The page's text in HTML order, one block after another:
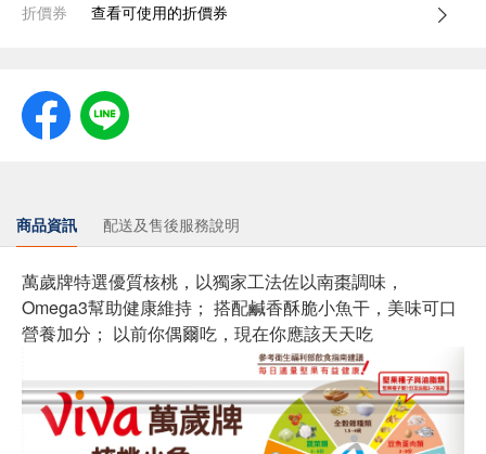
折價券 查看可使用的折價券
商品資訊 配送及售後服務說明
萬歲牌特選優質核桃，以獨家工法佐以南棗調味，
Omega3幫助健康維持； 搭配鹹香酥脆小魚干，美味可口
營養加分； 以前你偶爾吃，現在你應該天天吃